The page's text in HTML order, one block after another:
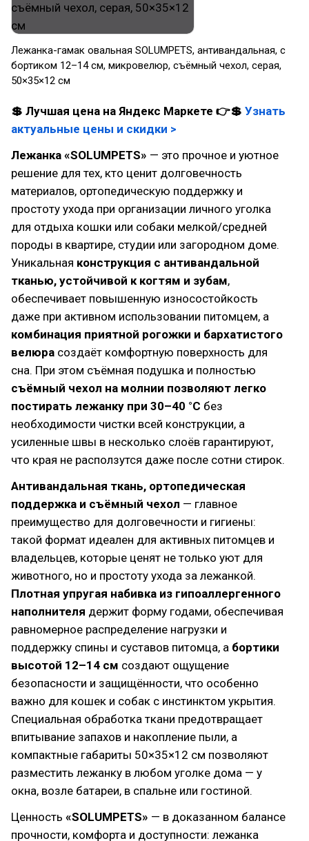
Лежанка-гамак овальная SOLUMPETS, антивандальная, с
бортиком 12–14 см, микровелюр, съёмный чехол, серая,
50×35×12 см
💲 Лучшая цена на Яндекс Маркете 👉💲 Узнать
актуальные цены и скидки >
Лежанка «SOLUMPETS» — это прочное и уютное
решение для тех, кто ценит долговечность
материалов, ортопедическую поддержку и
простоту ухода при организации личного уголка
для отдыха кошки или собаки мелкой/средней
породы в квартире, студии или загородном доме.
Уникальная конструкция с антивандальной
тканью, устойчивой к когтям и зубам,
обеспечивает повышенную износостойкость
даже при активном использовании питомцем, а
комбинация приятной рогожки и бархатистого
велюра создаёт комфортную поверхность для
сна. При этом съёмная подушка и полностью
съёмный чехол на молнии позволяют легко
постирать лежанку при 30–40 °C без
необходимости чистки всей конструкции, а
усиленные швы в несколько слоёв гарантируют,
что края не расползутся даже после сотни стирок.
Антивандальная ткань, ортопедическая
поддержка и съёмный чехол — главное
преимущество для долговечности и гигиены:
такой формат идеален для активных питомцев и
владельцев, которые ценят не только уют для
животного, но и простоту ухода за лежанкой.
Плотная упругая набивка из гипоаллергенного
наполнителя держит форму годами, обеспечивая
равномерное распределение нагрузки и
поддержку спины и суставов питомца, а бортики
высотой 12–14 см создают ощущение
безопасности и защищённости, что особенно
важно для кошек и собак с инстинктом укрытия.
Специальная обработка ткани предотвращает
впитывание запахов и накопление пыли, а
компактные габариты 50×35×12 см позволяют
разместить лежанку в любом уголке дома — у
окна, возле батареи, в спальне или гостиной.
Ценность «SOLUMPETS» — в доказанном балансе
прочности, комфорта и доступности: лежанка